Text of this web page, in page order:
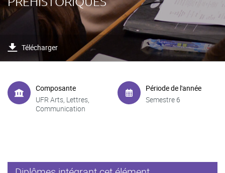
Télécharger
Composante
UFR Arts, Lettres,
Communication
Période de l'année
Semestre 6